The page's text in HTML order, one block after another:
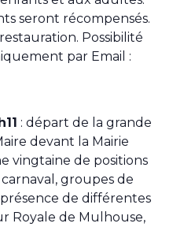
seront récompensés.
Possibilité
par Email :
: départ de la grande
devant la Mairie
vingtaine de positions
groupes de
de différentes
Royale de Mulhouse,